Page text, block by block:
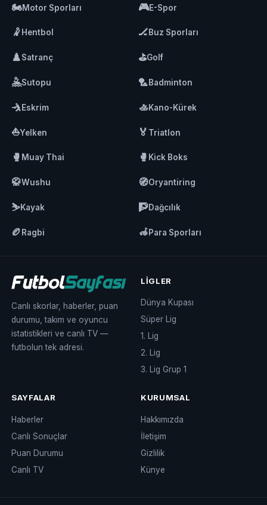
🏍️Motor Sporları 🎮E-Spor
🤾 Hentbol 🏒Buz Sporları
♟️Satranç ⛳Golf
🤽Sutopu 🏸Badminton
🤺Eskrim 🚣Kano-Kürek
⛵Yelken 🏅 Triatlon
🥊 Muay Thai 🥊 Kick Boks
🥋Wushu 🧭Oryantiring
⛷️Kayak 🧗Dağcılık
🏉 Ragbi 🦽Para Sporları
Canlı skorlar, haberler, puan
durumu, takım ve oyuncu
istatistikleri ve canlı TV —
futbolun tek adresi.
LIGLER
Dünya Kupası
Süper Lig
1. Lig
2. Lig
3. Lig Grup 1
SAYFALAR
Haberler
Canlı Sonuçlar
Puan Durumu
Canlı TV
KURUMSAL
Hakkımızda
İletişim
Gizlilik
Künye